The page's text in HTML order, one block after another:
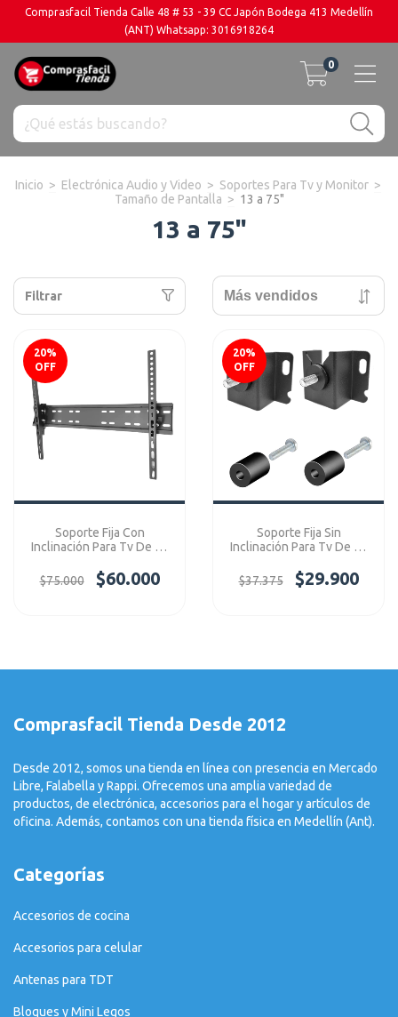
Comprasfacil Tienda Calle 48 # 53 - 39 CC Japón Bodega 413 Medellín
(ANT) Whatsapp: 3016918264
0
Inicio > Electrónica Audio y Video > Soportes Para Tv y Monitor >
Tamaño de Pantalla > 13 a 75"
13 a 75"
Filtrar
20%
OFF
Soporte Fija Con
Inclinación Para Tv De 40
$75.000
$60.000
20%
OFF
Soporte Fija Sin
Inclinación Para Tv De 32
$37.375
$29.900
Comprasfacil Tienda Desde 2012
Desde 2012, somos una tienda en línea con presencia en Mercado
Libre, Falabella y Rappi. Ofrecemos una amplia variedad de
productos, de electrónica, accesorios para el hogar y artículos de
oficina. Además, contamos con una tienda física en Medellín (Ant).
Categorías
Accesorios de cocina
Accesorios para celular
Antenas para TDT
Bloques y Mini Legos